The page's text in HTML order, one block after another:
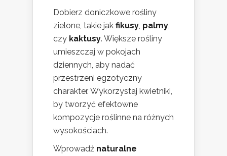
Dobierz doniczkowe rośliny
zielone, takie jak fikusy, palmy,
czy kaktusy. Większe rośliny
umieszczaj w pokojach
dziennych, aby nadać
przestrzeni egzotyczny
charakter. Wykorzystaj kwietniki,
by tworzyć efektowne
kompozycje roślinne na różnych
wysokościach.
Wprowadź naturalne